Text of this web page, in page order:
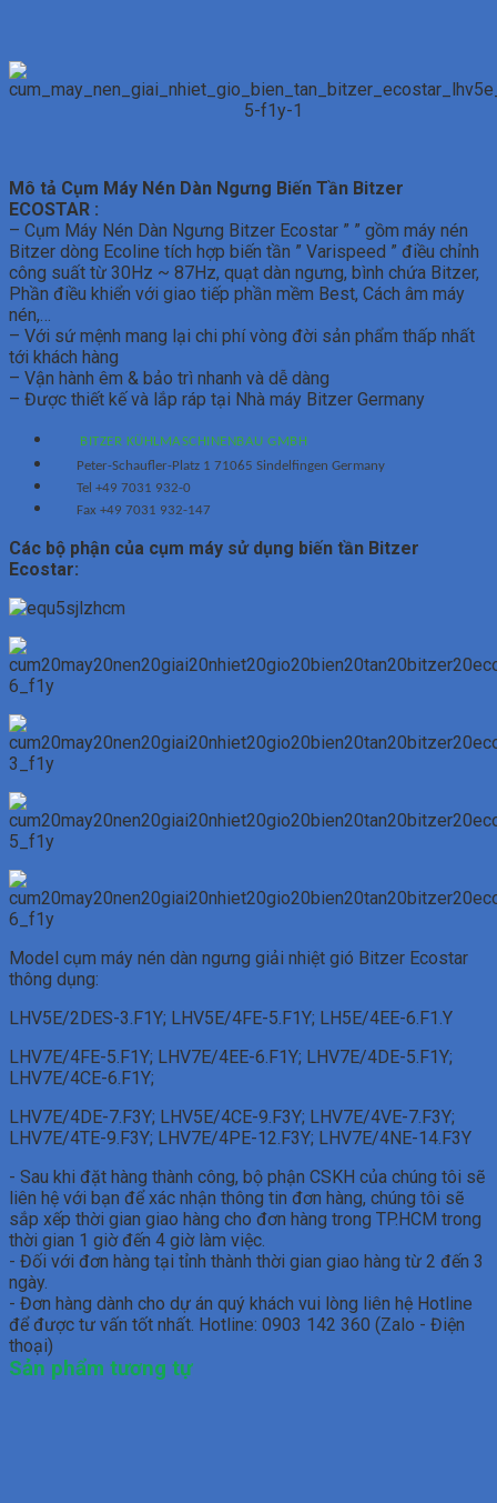
Mô tả Cụm Máy Nén Dàn Ngưng Biến Tần Bitzer
ECOSTAR :
– Cụm Máy Nén Dàn Ngưng Bitzer Ecostar ” ” gồm máy nén
Bitzer dòng Ecoline tích hợp biến tần ” Varispeed ” điều chỉnh
công suất từ 30Hz ~ 87Hz, quạt dàn ngưng, bình chứa Bitzer,
Phần điều khiển với giao tiếp phần mềm Best, Cách âm máy
nén,…
– Với sứ mệnh mang lại chi phí vòng đời sản phẩm thấp nhất
tới khách hàng
– Vận hành êm & bảo trì nhanh và dễ dàng
– Được thiết kế và lắp ráp tại Nhà máy Bitzer Germany
BITZER KÜHLMASCHINENBAU GMBH
Peter-Schaufler-Platz 1 71065 Sindelfingen Germany
Tel +49 7031 932-0
Fax +49 7031 932-147
Các bộ phận của cụm máy sử dụng biến tần Bitzer
Ecostar:
Model cụm máy nén dàn ngưng giải nhiệt gió Bitzer Ecostar
thông dụng:
LHV5E/2DES-3.F1Y; LHV5E/4FE-5.F1Y; LH5E/4EE-6.F1.Y
LHV7E/4FE-5.F1Y; LHV7E/4EE-6.F1Y; LHV7E/4DE-5.F1Y;
LHV7E/4CE-6.F1Y;
LHV7E/4DE-7.F3Y; LHV5E/4CE-9.F3Y; LHV7E/4VE-7.F3Y;
LHV7E/4TE-9.F3Y; LHV7E/4PE-12.F3Y; LHV7E/4NE-14.F3Y
- Sau khi đặt hàng thành công, bộ phận CSKH của chúng tôi sẽ
liên hệ với bạn để xác nhận thông tin đơn hàng, chúng tôi sẽ
sắp xếp thời gian giao hàng cho đơn hàng trong TP.HCM trong
thời gian 1 giờ đến 4 giờ làm việc.
- Đối với đơn hàng tại tỉnh thành thời gian giao hàng từ 2 đến 3
ngày.
- Đơn hàng dành cho dự án quý khách vui lòng liên hệ Hotline
để được tư vấn tốt nhất. Hotline: 0903 142 360 (Zalo - Điện
thoại)
Sản phẩm tương tự